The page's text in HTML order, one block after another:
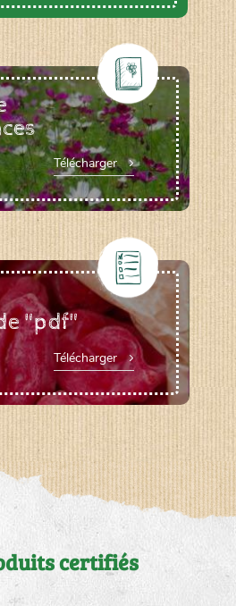
Télécharger
"pdf"
Télécharger
certifiés